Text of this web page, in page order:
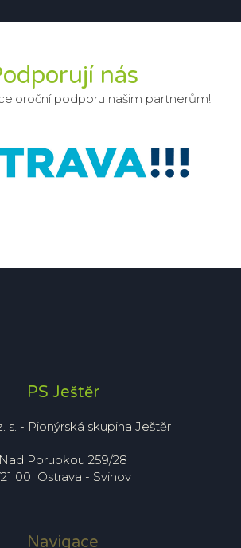
nás
podporu našim partnerům!
PS Ještěr
s. - Pionýrská skupina Ještěr
Nad Porubkou 259/28
00  Ostrava - Svinov
Navigace